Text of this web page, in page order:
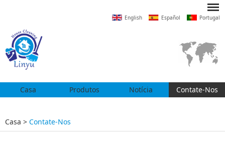
English Español Portugal
Casa Produtos Notícia Contate-Nos
Casa > Contate-Nos